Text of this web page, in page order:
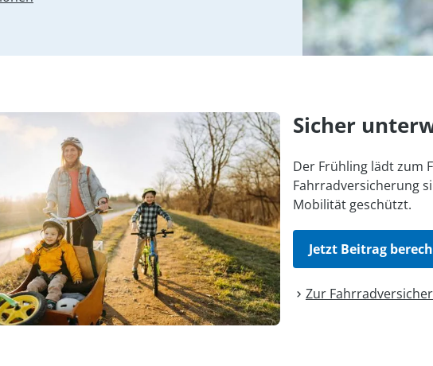
Sicher
Der Frühling lädt zum
Fahrradversicherung
Mobilität geschützt.
Jetzt Beitrag
Zur